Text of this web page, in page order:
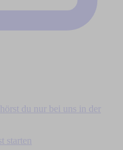
du nur bei uns in der
starten